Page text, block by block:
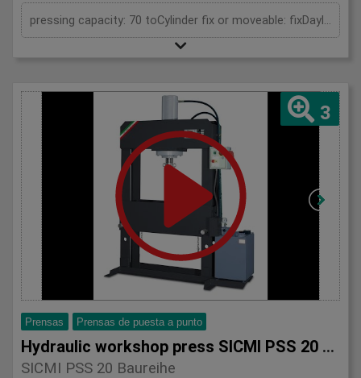
pressing capacity: 70 toCylinder fix or moveable: fixDaylight: 900 mmDistance between columns: 900 mmLength: 1700 mmWidth: 700 mmHeight: 2100 (PSS: 2300) mm
3
Prensas Prensas de puesta a punto
Hydraulic workshop press SICMI PSS 20 series
SICMI PSS 20 Baureihe